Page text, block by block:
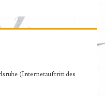
(Internetauftritt des